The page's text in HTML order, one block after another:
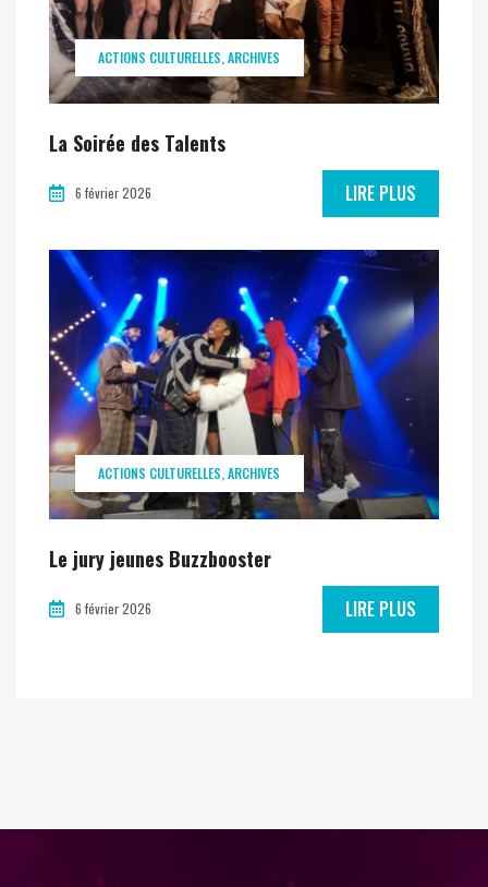
ACTIONS CULTURELLES ARCHIVES
La Soirée des Talents
6 février 2026 LIRE PLUS
ACTIONS CULTURELLES ARCHIVES
Le jury jeunes Buzzbooster
6 février 2026 LIRE PLUS